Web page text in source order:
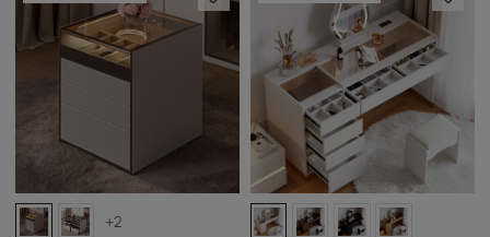
+2